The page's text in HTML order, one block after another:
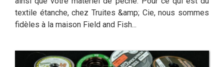
textile étanche, chez Truites &amp; Cie, nous sommes
fidèles à la maison Field and Fish...